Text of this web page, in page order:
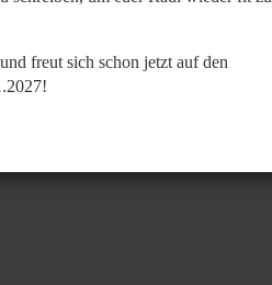
freut sich schon jetzt auf den